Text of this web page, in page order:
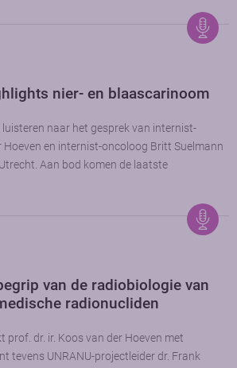
nier- en blaascarinoom
naar het gesprek van internist-
en internist-oncoloog Britt Suelmann
Aan bod komen de laatste
van de radiobiologie van
radionucliden
prof. dr. ir. Koos van der Hoeven met
tevens UNRANU-projectleider dr. Frank